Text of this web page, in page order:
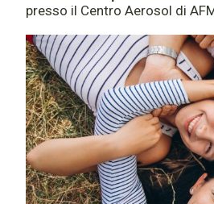
presso il Centro Aerosol di